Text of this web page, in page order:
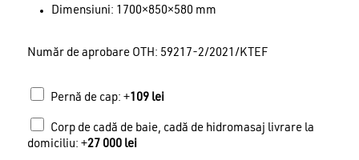
Dimensiuni: 1700×850×580 mm
Număr de aprobare OTH: 59217-2/2021/KTEF
Pernă de cap: +109 lei
Corp de cadă de baie, cadă de hidromasaj livrare la
domiciliu: +27 000 lei